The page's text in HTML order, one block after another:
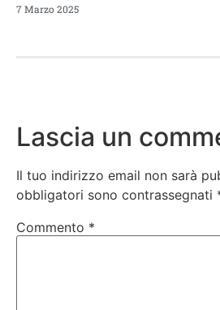
7 Marzo 2025
Lascia un
Il tuo indirizzo email non sarà
obbligatori sono contrassegnati
Commento *